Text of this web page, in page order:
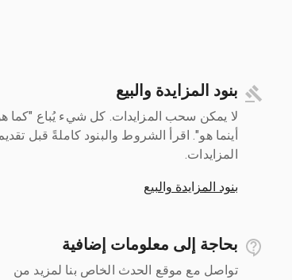
بنود المزايدة والبيع
لا يمكن سحب المزايدات. كل شيء يُباع "كما
أينما هو". اقرأ الشروط والبنود كاملةً قبل
المزايدات.
بنود المزايدة والبيع
بحاجة إلى معلومات إضافية
تواصل مع موقع الحدث الخاص بنا لمزيد من